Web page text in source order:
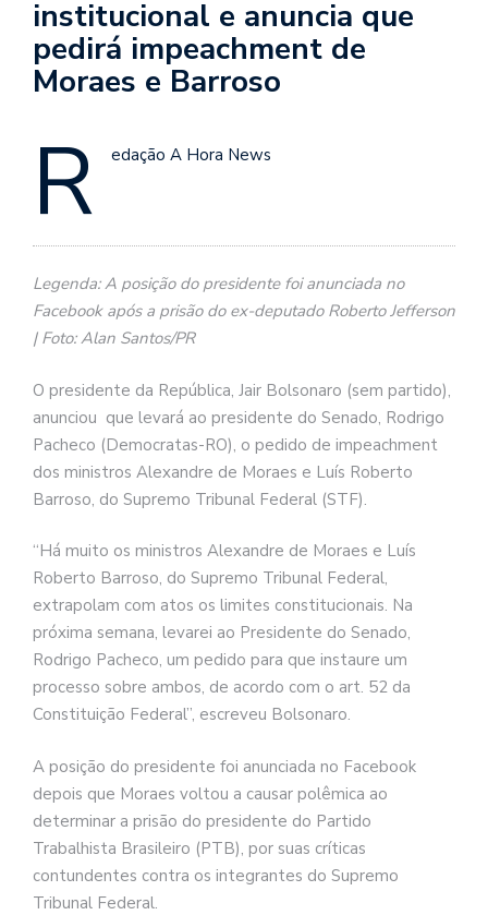
institucional e anuncia que
pedirá impeachment de
Moraes e Barroso
R edação A Hora News
Legenda: A posição do presidente foi anunciada no
Facebook após a prisão do ex-deputado Roberto Jefferson
| Foto: Alan Santos/PR
O presidente da República, Jair Bolsonaro (sem partido),
anunciou que levará ao presidente do Senado, Rodrigo
Pacheco (Democratas-RO), o pedido de impeachment
dos ministros Alexandre de Moraes e Luís Roberto
Barroso, do Supremo Tribunal Federal (STF).
“Há muito os ministros Alexandre de Moraes e Luís
Roberto Barroso, do Supremo Tribunal Federal,
extrapolam com atos os limites constitucionais. Na
próxima semana, levarei ao Presidente do Senado,
Rodrigo Pacheco, um pedido para que instaure um
processo sobre ambos, de acordo com o art. 52 da
Constituição Federal”, escreveu Bolsonaro.
A posição do presidente foi anunciada no Facebook
depois que Moraes voltou a causar polêmica ao
determinar a prisão do presidente do Partido
Trabalhista Brasileiro (PTB), por suas críticas
contundentes contra os integrantes do Supremo
Tribunal Federal.